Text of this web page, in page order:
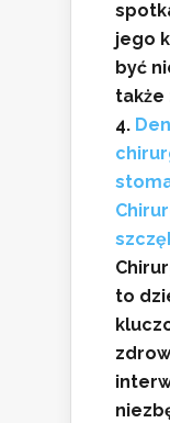
jego
być
także
to